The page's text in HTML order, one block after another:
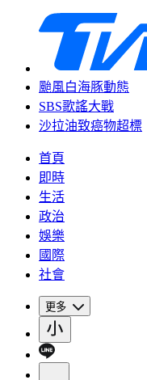
颱風白海豚動態
SBS歌謠大戰
沙拉油致癌物超標
首頁
即時
生活
政治
娛樂
國際
社會
更多